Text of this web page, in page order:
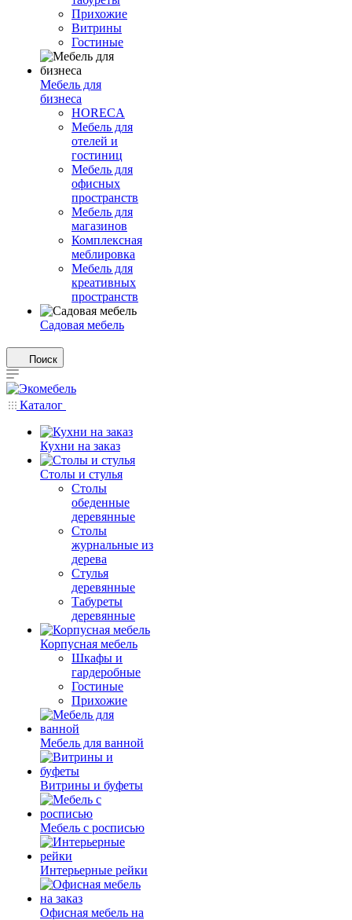
Прихожие
Витрины
Гостиные
Мебель для
бизнеса
HORECA
Мебель для
отелей и
гостиниц
Мебель для
офисных
пространств
Мебель для
магазинов
Комплексная
меблировка
Мебель для
креативных
пространств
Садовая мебель
Поиск
Каталог
Кухни на заказ
Столы и стулья
Столы
обеденные
деревянные
Столы
журнальные из
дерева
Стулья
деревянные
Табуреты
деревянные
Корпусная мебель
Шкафы и
гардеробные
Гостиные
Прихожие
Мебель для ванной
Витрины и буфеты
Мебель с росписью
Интерьерные рейки
Офисная мебель на